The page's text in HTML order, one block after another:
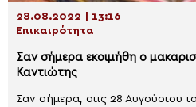
28.08.2022 | 13:16
Επικαιρότητα
Σαν σήμερα εκοιμήθη ο
Καντιώτης
Σαν σήμερα, στις 28 Αυγούστου